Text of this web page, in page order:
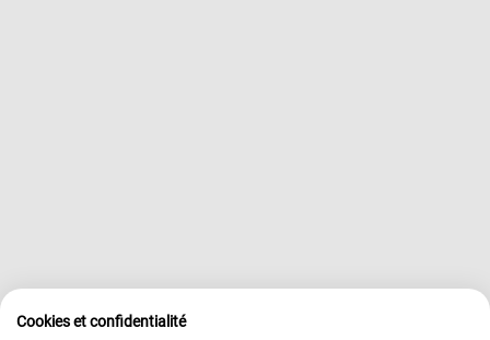
Cookies et confidentialité